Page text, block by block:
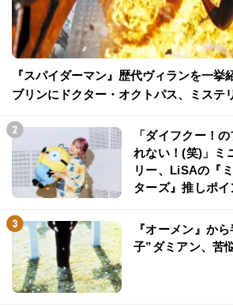
『スパイダーマン』歴代ヴィランを一挙
ブリンにドクター・オクトパス、ミステ
「ダイフクー！
れない！(笑)」ミ
リー、LiSAの『
ターズ』推しポイ
『オーメン』か
子”ダミアン、苦